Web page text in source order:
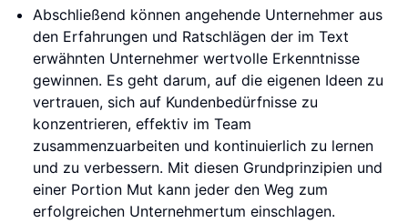
Abschließend können angehende Unternehmer aus
den Erfahrungen und Ratschlägen der im Text
erwähnten Unternehmer wertvolle Erkenntnisse
gewinnen. Es geht darum, auf die eigenen Ideen zu
vertrauen, sich auf Kundenbedürfnisse zu
konzentrieren, effektiv im Team
zusammenzuarbeiten und kontinuierlich zu lernen
und zu verbessern. Mit diesen Grundprinzipien und
einer Portion Mut kann jeder den Weg zum
erfolgreichen Unternehmertum einschlagen.